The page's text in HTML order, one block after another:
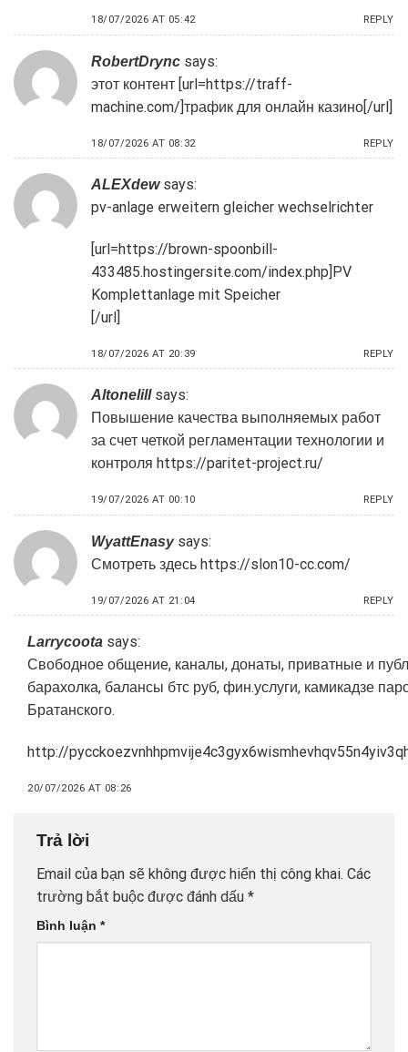
18/07/2026 AT 05:42 REPLY
RobertDrync says:
этот контент [url=https://traff-
machine.com/]трафик для онлайн казино[/url]
18/07/2026 AT 08:32 REPLY
ALEXdew says:
pv-anlage erweitern gleicher wechselrichter
[url=https://brown-spoonbill-
433485.hostingersite.com/index.php]PV
Komplettanlage mit Speicher
[/url]
18/07/2026 AT 20:39 REPLY
Altonelill says:
Повышение качества выполняемых работ
за счет четкой регламентации технологии и
контроля https://paritet-project.ru/
19/07/2026 AT 00:10 REPLY
WyattEnasy says:
Смотреть здесь https://slon10-cc.com/
19/07/2026 AT 21:04 REPLY
Larrycoota says:
Свободное общение, каналы, донаты, приватные и
барахолка, балансы бтс руб, фин.услуги, камикадзе
Братанского.
http://
20/07/2026 AT 08:26
Trả lời
Email của bạn sẽ không được hiển thị công khai. Các
trường bắt buộc được đánh dấu *
Bình luận *